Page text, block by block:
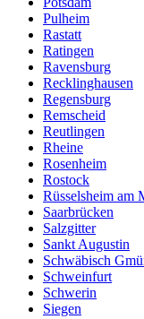
Pulheim
Rastatt
Ratingen
Ravensburg
Recklinghausen
Regensburg
Remscheid
Reutlingen
Rheine
Rosenheim
Rostock
Rüsselsheim am
Saarbrücken
Salzgitter
Sankt Augustin
Schwäbisch
Schweinfurt
Schwerin
Siegen